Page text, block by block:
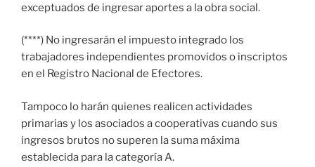
exceptuados de ingresar aportes a la obra social.
(****) No ingresarán el impuesto integrado los
trabajadores independientes promovidos o inscriptos
en el Registro Nacional de Efectores.
Tampoco lo harán quienes realicen actividades
primarias y los asociados a cooperativas cuando sus
ingresos brutos no superen la suma máxima
establecida para la categoría A.